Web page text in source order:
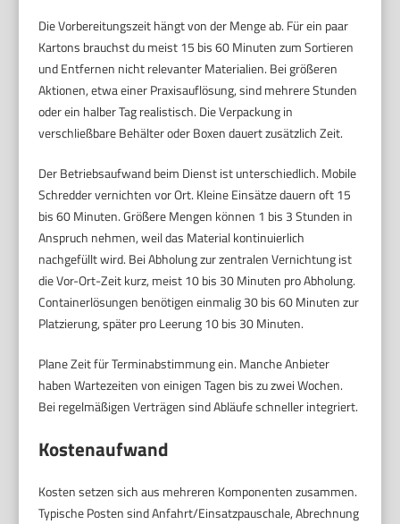
Die Vorbereitungszeit hängt von der Menge ab. Für ein paar
Kartons brauchst du meist 15 bis 60 Minuten zum Sortieren
und Entfernen nicht relevanter Materialien. Bei größeren
Aktionen, etwa einer Praxisauflösung, sind mehrere Stunden
oder ein halber Tag realistisch. Die Verpackung in
verschließbare Behälter oder Boxen dauert zusätzlich Zeit.
Der Betriebsaufwand beim Dienst ist unterschiedlich. Mobile
Schredder vernichten vor Ort. Kleine Einsätze dauern oft 15
bis 60 Minuten. Größere Mengen können 1 bis 3 Stunden in
Anspruch nehmen, weil das Material kontinuierlich
nachgefüllt wird. Bei Abholung zur zentralen Vernichtung ist
die Vor-Ort-Zeit kurz, meist 10 bis 30 Minuten pro Abholung.
Containerlösungen benötigen einmalig 30 bis 60 Minuten zur
Platzierung, später pro Leerung 10 bis 30 Minuten.
Plane Zeit für Terminabstimmung ein. Manche Anbieter
haben Wartezeiten von einigen Tagen bis zu zwei Wochen.
Bei regelmäßigen Verträgen sind Abläufe schneller integriert.
Kostenaufwand
Kosten setzen sich aus mehreren Komponenten zusammen.
Typische Posten sind Anfahrt/Einsatzpauschale, Abrechnung